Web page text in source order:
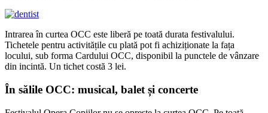
Intrarea în curtea OCC este liberă pe toată durata festivalului.
Tichetele pentru activitățile cu plată pot fi achiziționate la fața
locului, sub forma Cardului OCC, disponibil la punctele de vânzare
din incintă. Un tichet costă 3 lei.
În sălile OCC: musical, balet și concerte